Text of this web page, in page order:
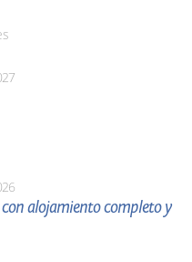
con alojamiento completo y